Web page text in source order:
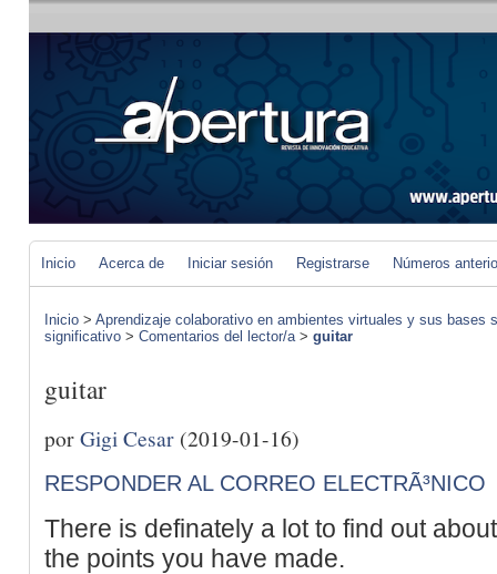
Inicio Acerca de Iniciar sesión Registrarse Números
Inicio > Aprendizaje colaborativo en ambientes virtuales y sus
significativo > Comentarios del lector/a> guitar
guitar
porGigi Cesar (2019-01-16)
RESPONDER AL CORREO ELECTRÃ³NICO
There is definately a lot to find out
the points you have made.